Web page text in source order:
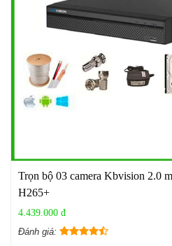
Trọn bộ 03 camera Kbvision 2.0
H265+
4.439.000 đ
Đánh giá: